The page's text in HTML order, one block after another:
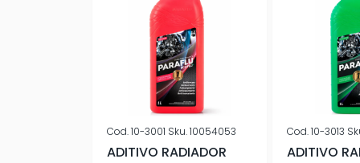
Cod.10-3001 Sku.10054053
ADITIVO RADIADOR
Cod.10-3013
ADITIVO